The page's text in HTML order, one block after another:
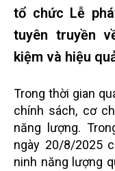
tổ chức Lễ
tuyên truyền
kiệm và hiệu
Trong thời gian
chính sách, cơ
năng lượng.
ngày 20/8/2025
ninh năng lượng